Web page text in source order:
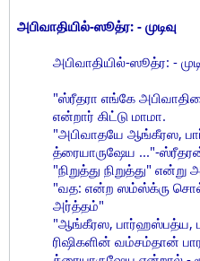
அபிவாதியில்-ஸூத்ர: - முடிவு
அபிவாதியில்-ஸூத்ர: -
"ஸ்ரீதரா எங்கே
என்றார் கிட்டு மாமா.
"அபிவாதயே ஆங்கீரஸ,
த்ரையாருஷேய ..."-
"நிறுத்து நிறுத்து"
"வத: என்ற ஸம்ஸ்க்ரு
அர்த்தம்"
"ஆங்கீரஸ, பார்ஹஸ்பத்ய,
ரிஷிகளின் வம்சம்தான்